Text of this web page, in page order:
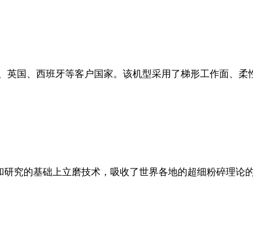
国、西班牙等客户国家。该机型采用了梯形工作面、
究的基础上立磨技术，吸收了世界各地的超细粉碎理论